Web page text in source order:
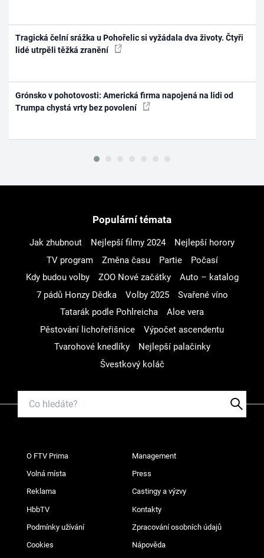
Tragická čelní srážka u Pohořelic si vyžádala dva životy. Čtyři
lidé utrpěli těžká zranění
Grónsko v pohotovosti: Americká firma napojená na lidi od
Trumpa chystá vrty bez povolení
Populární témata
Jak zhubnout Nejlepší filmy 2024
Nejlepší horory
TV program
Změna času Partie
Počasí
Kdy budou volby
ZOO Nové začátky
Auto – katalog
7 pádů Honzy Dědka
Volby 2025
Svařené víno
Tatarák podle Pohlreicha
Aloe vera
Pěstování lichořeřišnice
Výpočet ascendentu
Tvarohové knedlíky
Nejlepší palačinky
Švestkový koláč
O FTV Prima Management
Volná místa Press
Reklama Castingy a výzvy
HbbTV Kontakty
Podmínky užívání Zpracování osobních údajů
Cookies Nápověda